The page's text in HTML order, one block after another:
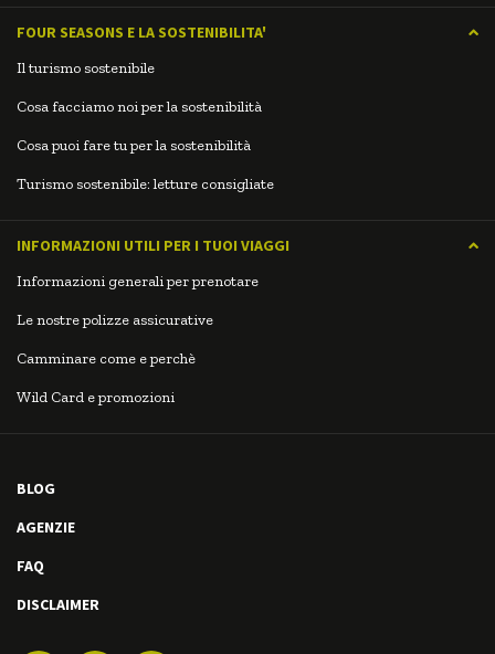
FOUR SEASONS E LA SOSTENIBILITA'
Il turismo sostenibile
Cosa facciamo noi per la sostenibilità
Cosa puoi fare tu per la sostenibilità
Turismo sostenibile: letture consigliate
INFORMAZIONI UTILI PER I TUOI VIAGGI
Informazioni generali per prenotare
Le nostre polizze assicurative
Camminare come e perchè
Wild Card e promozioni
BLOG
AGENZIE
FAQ
DISCLAIMER